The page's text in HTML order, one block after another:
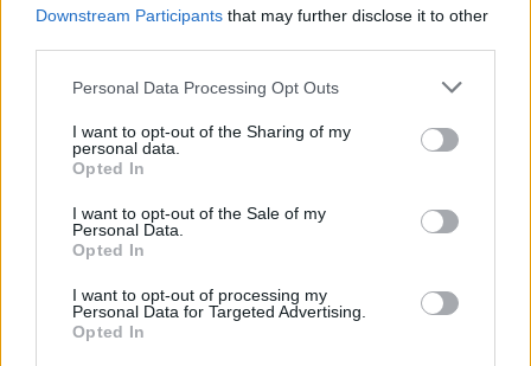
Downstream Participants that may further disclose it to other
Personal Data Processing Opt Outs
I want to opt-out of the Sharing of my
personal data.
Opted In
I want to opt-out of the Sale of my
Personal Data.
Opted In
I want to opt-out of processing my
Personal Data for Targeted Advertising.
Opted In